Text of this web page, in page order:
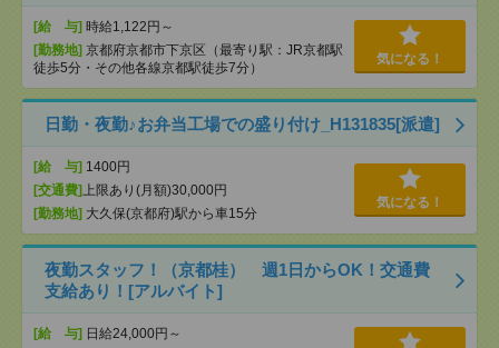
[給 与] 時給1,122円～
[勤務地] 京都府京都市下京区（最寄り駅：JR京都駅
徒歩5分・その他各線京都駅徒歩7分）
気になる！
日勤・夜勤♪お弁当工場での盛り付け_H131835[派遣]
[給 与] 1400円
[交通費] 上限あり(月額)30,000円
[勤務地] 大久保(京都府)駅から車15分
気になる！
夜勤スタッフ！（京都桂） 週1日からOK！交通費
支給あり！[アルバイト]
[給 与] 日給24,000円～